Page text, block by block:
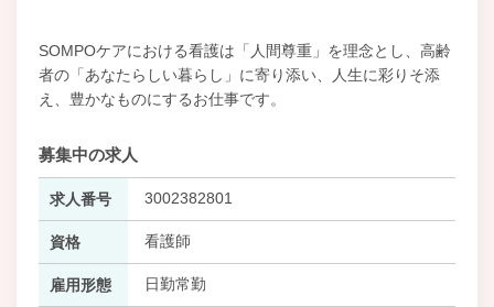
SOMPOケアにおける看護は「人間尊重」を理念とし、高齢
者の「あなたらしい暮らし」に寄り添い、人生に彩りそ添
え、豊かなものにするお仕事です。
募集中の求人
求人番号 3002382801
資格 看護師
雇用形態 日勤常勤